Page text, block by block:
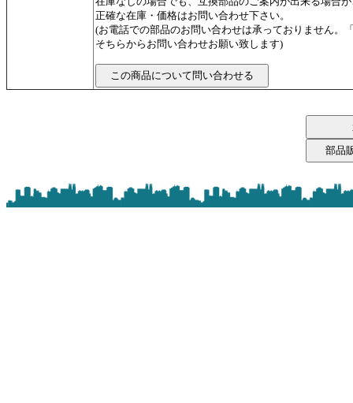
正確な在庫・価格はお問い合わせ下さい。
(お電話での部品のお問い合わせは承っておりません。
そちらからお問い合わせお願い致します)